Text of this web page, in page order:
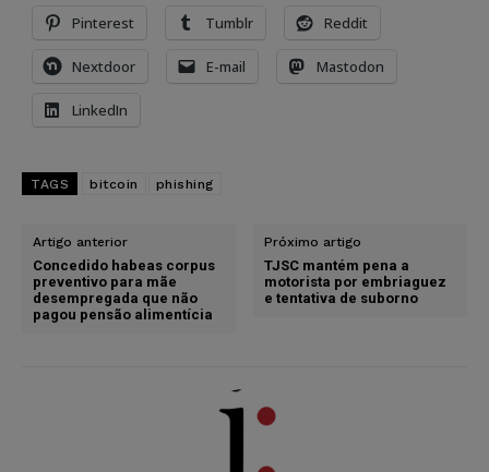
Pinterest Tumblr Reddit
Nextdoor E-mail Mastodon
LinkedIn
TAGS bitcoin phishing
Artigo anterior
Concedido habeas corpus
preventivo para mãe
desempregada que não
pagou pensão alimentícia
Próximo artigo
TJSC mantém pena a
motorista por embriaguez
e tentativa de suborno